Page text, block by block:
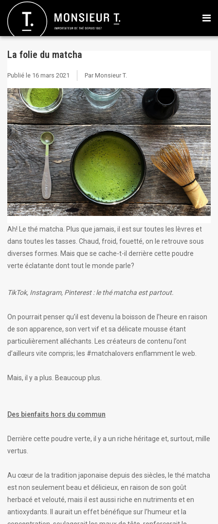
La folie du matcha
Publié le 16 mars 2021 Par Monsieur T.
Ah! Le thé matcha. Plus que jamais, il est sur toutes les lèvres et
dans toutes les tasses. Chaud, froid, fouetté, on le retrouve sous
diverses formes. Mais que se cache-t-il derrière cette poudre
verte éclatante dont tout le monde parle?
TikTok, Instagram, Pinterest : le thé matcha est partout.
On pourrait penser qu’il est devenu la boisson de l’heure en raison
de son apparence, son vert vif et sa délicate mousse étant
particulièrement alléchants. Les créateurs de contenu l’ont
d’ailleurs vite compris; les #matchalovers enflamment le web.
Mais, il y a plus. Beaucoup plus.
Des bienfaits hors du commun
Derrière cette poudre verte, il y a un riche héritage et, surtout, mille
vertus.
Au cœur de la tradition japonaise depuis des siècles, le thé matcha
est non seulement beau et délicieux, en raison de son goût
herbacé et velouté, mais il est aussi riche en nutriments et en
antioxydants. Il aurait un effet bénéfique sur l’humeur et la